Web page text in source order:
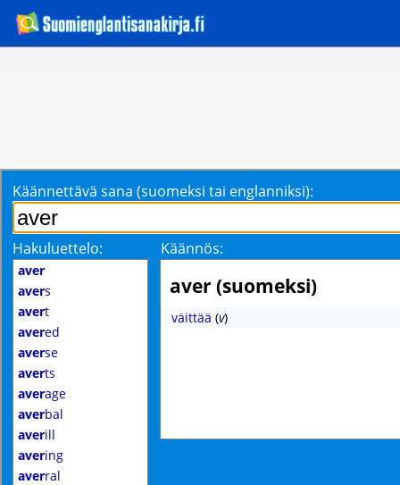
Käännettävä sana (suomeksi tai englanniksi):
Hakuluettelo: Käännös:
aver
avers
avert
avered
averse
averts
average
averbal
averill
avering
averral
aver (suomeksi)
väittää (v)